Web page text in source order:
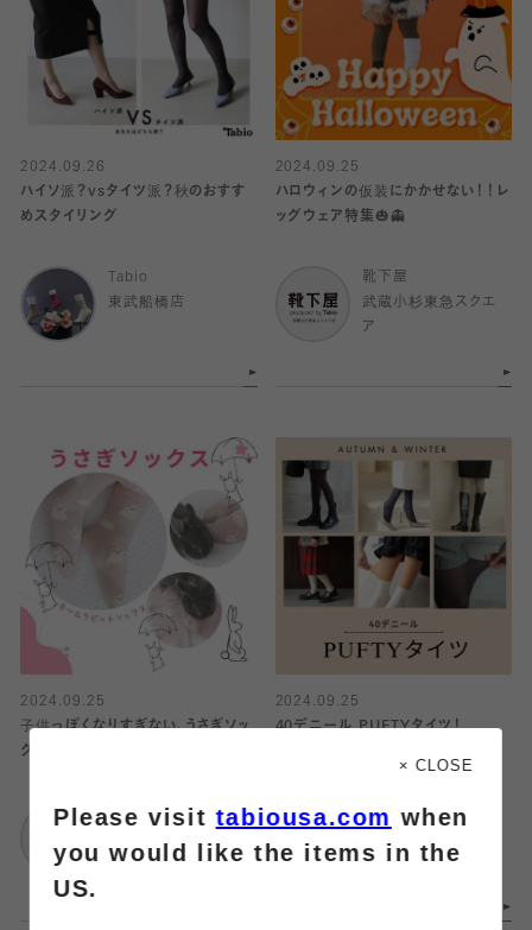
2024.09.26
ハイソ派？vsタイツ派？秋のおすす
めスタイリング
Tabio
東武船橋店
2024.09.25
ハロウィンの仮装にかかせない！！レ
ッグウェア特集🎃👻
靴下屋
武蔵小杉東急スクエ
ア
2024.09.25
子供っぽくなりすぎない、うさぎソッ
クス♡
靴下屋
ア
2024.09.25
40デニール PUFTYタイツ！
武蔵小杉東急スクエ
× CLOSE
Please visittabiousa.com when
you would like the items in the
US.